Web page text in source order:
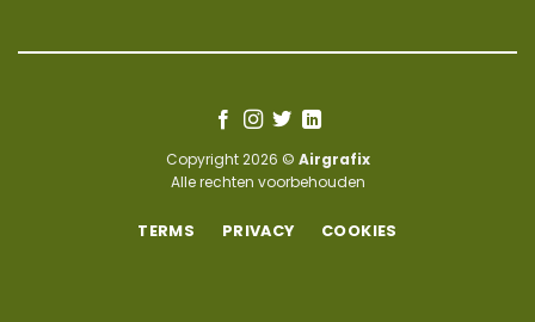
Copyright 2026 © Airgrafix
Alle rechten voorbehouden
TERMS PRIVACY COOKIES